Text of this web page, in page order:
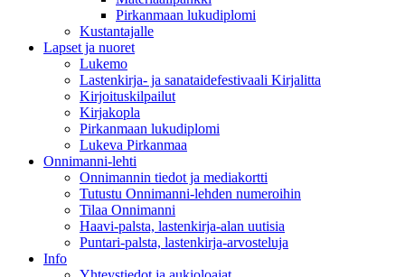
Pirkanmaan lukudiplomi
Kustantajalle
Lapset ja nuoret
Lukemo
Lastenkirja- ja sanataidefestivaali Kirjalitta
Kirjoituskilpailut
Kirjakopla
Pirkanmaan lukudiplomi
Lukeva Pirkanmaa
Onnimanni-lehti
Onnimannin tiedot ja mediakortti
Tutustu Onnimanni-lehden numeroihin
Tilaa Onnimanni
Haavi-palsta, lastenkirja-alan uutisia
Puntari-palsta, lastenkirja-arvosteluja
Info